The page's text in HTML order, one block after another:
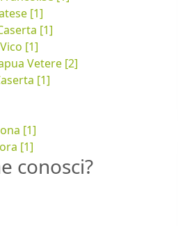
[1]
[1]
[1]
Vetere [2]
[1]
[1]
[1]
conosci?